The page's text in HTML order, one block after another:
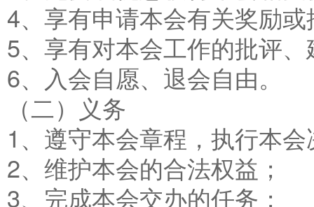
4、享有申请本会有关奖励
5、享有对本会工作的批评
6、入会自愿、退会自由。
（二）义务
1、遵守本会章程，执行本
2、维护本会的合法权益；
3、完成本会交办的任务；